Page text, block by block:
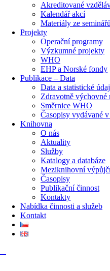
Akreditované
Kalendář akcí
Materiály ze seminářů
Projekty
Operační programy
Výzkumné projekty
WHO
EHP a Norské fondy
Publikace – Data
Data a statistické
Zdravotně výchovné
Směrnice WHO
Časopisy vydávané
Knihovna
O nás
Aktuality
Služby
Katalogy a databáze
Meziknihovní
Časopisy
Publikační činnost
Kontakty
Nabídka činnosti a služeb
Kontakt